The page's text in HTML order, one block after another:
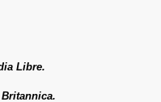
Libre.